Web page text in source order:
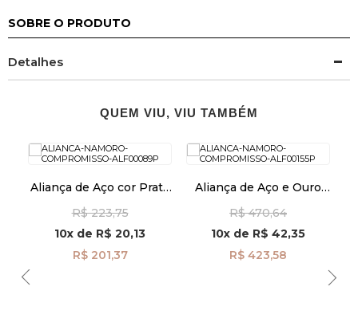
SOBRE O PRODUTO
Detalhes
QUEM VIU, VIU TAMBÉM
Aliança de Aço cor Prata
alf401
R$ 223,75
10x de R$ 20,13
R$ 201,37
Aliança de Aço e Ouro
R$ 470,64
10x de R$ 42,35
R$ 423,58